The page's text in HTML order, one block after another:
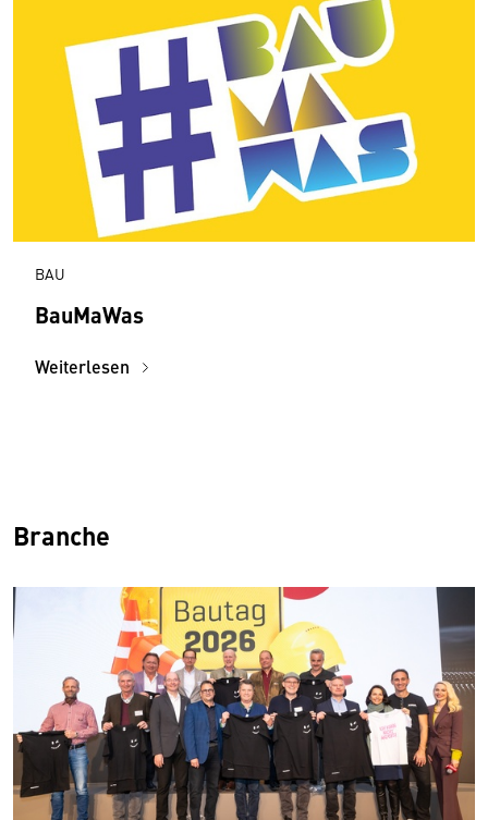
BAU
BauMaWas
Weiterlesen
Branche